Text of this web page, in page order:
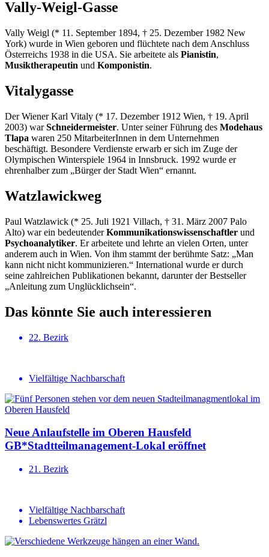
Vally-Weigl-Gasse
Vally Weigl (* 11. September 1894, † 25. Dezember 1982 New
York) wurde in Wien geboren und flüchtete nach dem Anschluss
Österreichs 1938 in die USA. Sie arbeitete als Pianistin,
Musiktherapeutin und Komponistin.
Vitalygasse
Der Wiener Karl Vitaly (* 17. Dezember 1912 Wien, † 19. April
2003) warSchneidermeister. Unter seiner Führung des Modehaus
Tlapa waren 250 MitarbeiterInnen in dem Unternehmen
beschäftigt. Besondere Verdienste erwarb er sich im Zuge der
Olympischen Winterspiele 1964 in Innsbruck. 1992 wurde er
ehrenhalber zum „Bürger der Stadt Wien“ ernannt.
Watzlawickweg
Paul Watzlawick (* 25. Juli 1921 Villach, † 31. März 2007 Palo
Alto) war ein bedeutenderKommunikationswissenschaftler und
Psychoanalytiker. Er arbeitete und lehrte an vielen Orten, unter
anderem auch in Wien. Von ihm stammt der berühmte Satz: „Man
kann nicht nicht kommunizieren.“ International wurde er durch
seine zahlreichen Publikationen bekannt, darunter der Bestseller
„Anleitung zum Unglücklichsein“.
Das könnte Sie auch interessieren
22. Bezirk
Vielfältige Nachbarschaft
Neue Anlauf­stelle im Oberen Hausfeld
GB*Stadt­teil­ma­na­gement-Lokal eröffnet
21. Bezirk
Vielfältige Nachbarschaft
Lebenswertes Grätzl